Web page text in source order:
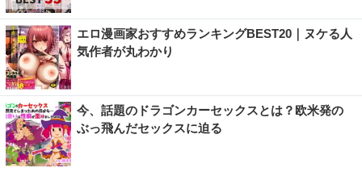
エロ漫画家おすすめランキングBEST20｜ヌケる人
気作者が丸わかり
今、話題のドラゴンカーセックスとは？欧米発の
ぶっ飛んだセックスに迫る